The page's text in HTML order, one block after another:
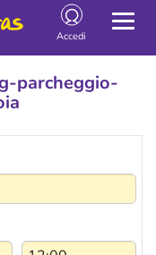
Accedi
parcheggio-